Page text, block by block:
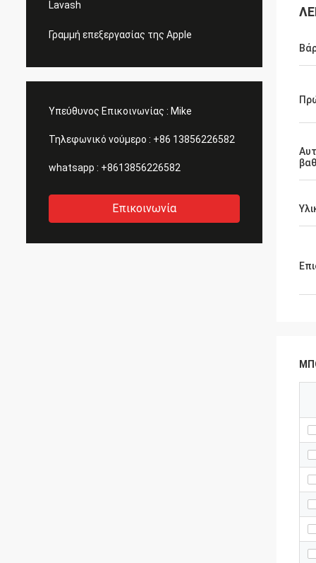
Lavash
Γραμμή επεξεργασίας της Apple
Υπεύθυνος Επικοινωνίας : Mike
Τηλεφωνικό νούμερο : +86 13856226582
whatsapp : +8613856226582
Επικοινωνία